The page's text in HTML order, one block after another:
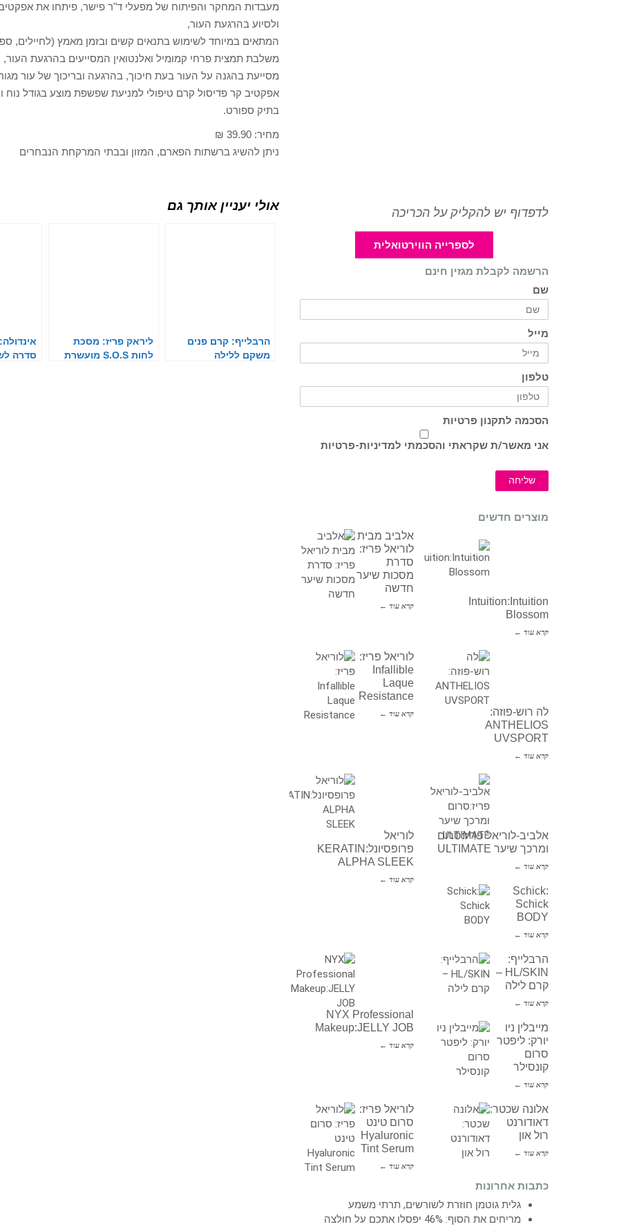
מעבדות המחקר והפיתוח של מפעלי ד"ר פישר, פיתחו את
ולסיוע בהרגעת העור,
המתאים במיוחד לשימוש בתנאים קשים ובזמן מאמץ (לחיילים,
משלבת תמצית פרחי קמומיל ואלנטואין המסייעים בהרגעת העור,
מסייעת בהגנה על העור בעת חיכוך, בהרגעה ובריכוך של עור
בתיק ספורט.
מחיר: 39.90 ₪
ניתן להשיג ברשתות הפארם, המזון ובבתי המרקחת הנבחרים
אולי יעניין אותך גם
הרבלייף: קרם פנים
משקם ללילה
ליראק פריז: מסכת
לחות S.O.S מועשרת
סדרה
לדפדוף יש להקליק על הכריכה
לספרייה הווירטואלית
הרשמה לקבלת מגזין חינם
שם
מייל
טלפון
הסכמה לתקנון פרטיות
אני מאשר/ת שקראתי והסכמתי למדיניות-פרטיות
שליחה
מוצרים חדשים
אלביב מבית
לוריאל פריז:
סדרת
מסכות שיער
חדשה
קרא עוד ←
Intuition:Intuition
Blossom
קרא עוד ←
לוריאל פריז:
Infallible
Laque
Resistance
קרא עוד ←
לה רוש-פוזה:
ANTHELIOS
UVSPORT
קרא עוד ←
לוריאל
פרופסיונל:KERATIN
ALPHA SLEEK
קרא עוד ←
אלביב-לוריאל פריז:סרום
ומרכך שיער ULTIMATE
קרא עוד ←
Schick:
Schick
BODY
קרא עוד ←
NYX Professional
Makeup:JELLY JOB
קרא עוד ←
הרבלייף:
HL/SKIN –
קרם לילה
קרא עוד ←
מייבלין ניו
יורק: ליפטר
סרום
קונסילר
קרא עוד ←
לוריאל פריז:
סרום טינט
Hyaluronic
Tint Serum
קרא עוד ←
אלונה שכטר:
דאודורנט
רול און
קרא עוד ←
כתבות אחרונות
גלית גוטמן חוזרת לשורשים, תרתי משמע
מריחים את הסוף: 46% יפסלו אתכם על חולצה